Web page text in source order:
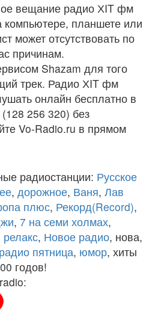
вещание радио ХIT фм
планшете или
может отсутствовать по
причинам.
Shazam для того
трек. Радио ХIT фм
онлайн бесплатно в
256 320) без
Vo-Radio.ru в прямом
радиостанции: Русское
, дорожное, Ваня, Лав
плюс, Рекорд(Record),
, 7 на семи холмах,
релакс, Новое радио, нова,
радио пятница, юмор, хиты
годов!